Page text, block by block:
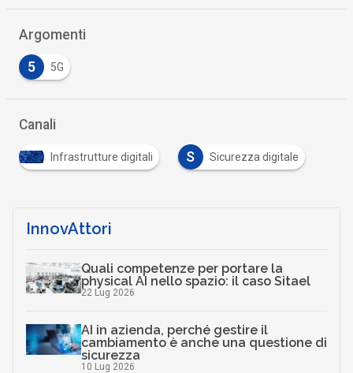
Argomenti
5 5G
Canali
Infrastrutture digitali S Sicurezza digitale
InnovAttori
Quali competenze per portare la
physical AI nello spazio: il caso Sitael
22 Lug 2026
AI in azienda, perché gestire il
cambiamento è anche una questione di
sicurezza
10 Lug 2026